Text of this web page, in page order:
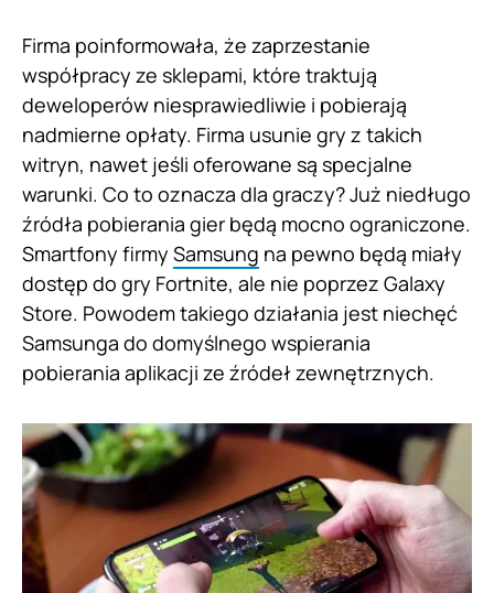
Firma poinformowała, że ​​zaprzestanie
współpracy ze sklepami, które traktują
deweloperów niesprawiedliwie i pobierają
nadmierne opłaty. Firma usunie gry z takich
witryn, nawet jeśli oferowane są specjalne
warunki. Co to oznacza dla graczy? Już niedługo
źródła pobierania gier będą mocno ograniczone.
Smartfony firmy Samsung na pewno będą miały
dostęp do gry Fortnite, ale nie poprzez Galaxy
Store. Powodem takiego działania jest niechęć
Samsunga do domyślnego wspierania
pobierania aplikacji ze źródeł zewnętrznych.